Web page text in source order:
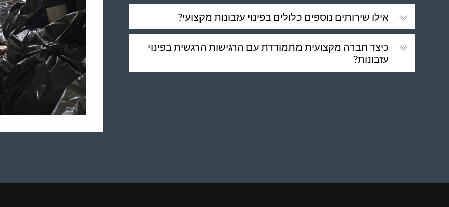
אילו שירותים נוספים כלולים בפינוי עזבונות מקצועי?
כיצד חברה מקצועית מתמודדת עם הרגישות הרגשית בפינוי
עזבונות?